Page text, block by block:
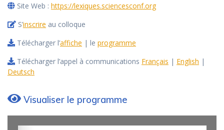
Site Web : https://lexiques.sciencesconf.org
S’inscrire au colloque
Télécharger l’affiche | le programme
Télécharger l’appel à communications Français | English |
Deutsch
Visualiser le programme